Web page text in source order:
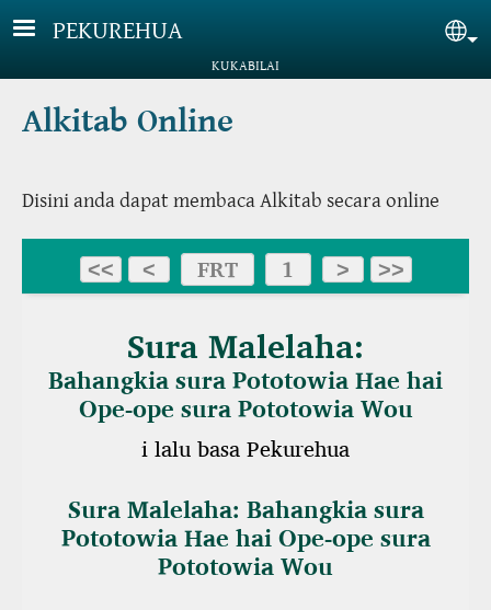
Lompat ke isi utama
PEKUREHUA
KUKABILAI
Alkitab Online
Disini anda dapat membaca Alkitab secara online